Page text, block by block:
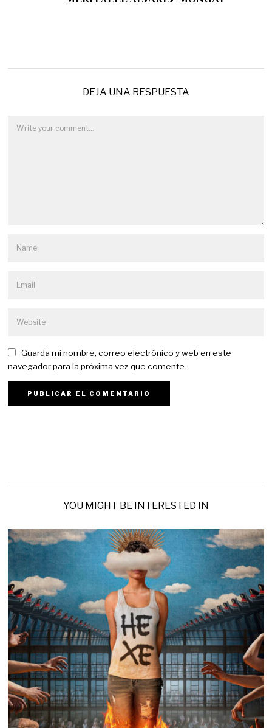
DEJA UNA RESPUESTA
Guarda mi nombre, correo electrónico y web en este
navegador para la próxima vez que comente.
YOU MIGHT BE INTERESTED IN